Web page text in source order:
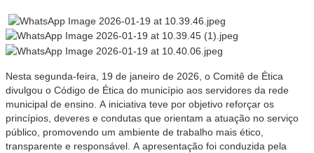
Nesta segunda-feira, 19 de janeiro de 2026, o Comitê de Ética
divulgou o Código de Ética do município aos servidores da rede
municipal de ensino. A iniciativa teve por objetivo reforçar os
princípios, deveres e condutas que orientam a atuação no serviço
público, promovendo um ambiente de trabalho mais ético,
transparente e responsável. A apresentação foi conduzida pela